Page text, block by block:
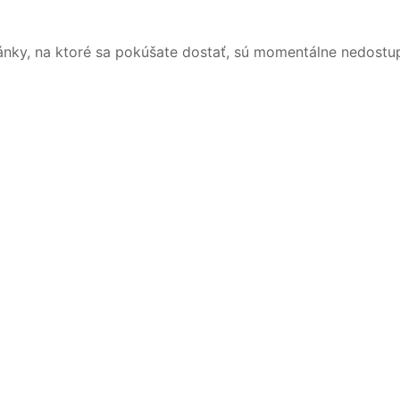
na ktoré sa pokúšate dostať, sú momentálne